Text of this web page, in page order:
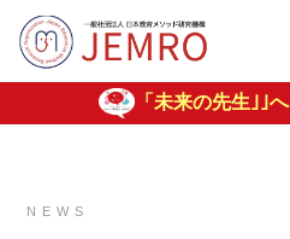
「未来の先生｣｣へ
NEWS